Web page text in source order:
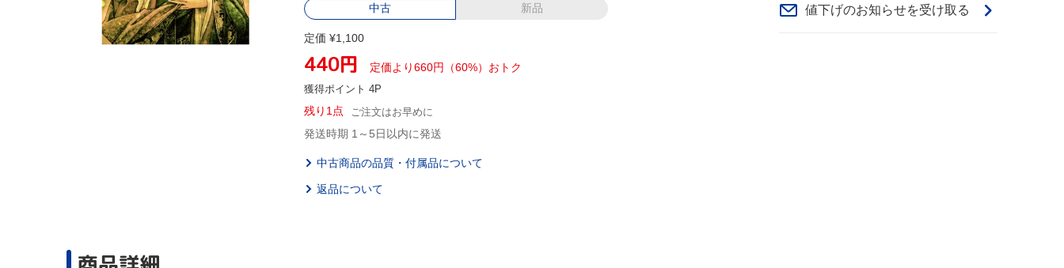
中古 新品
定価 ¥1,100
440円 定価より660円（60%）おトク
獲得ポイント 4P
残り1点 ご注文はお早めに
発送時期 1～5日以内に発送
中古商品の品質・付属品について
返品について
値下げのお知らせを受け取る